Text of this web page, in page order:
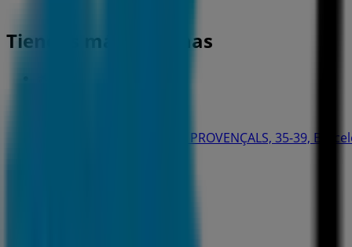
Tiendas más cercanas
TORRE PUJADES II PLTA. 5 PROVENÇALS, 35-39,